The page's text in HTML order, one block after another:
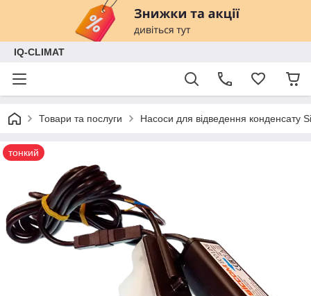
IQ-CLIMAT
Товари та послуги Насоси для відведення конденсату
тонкий